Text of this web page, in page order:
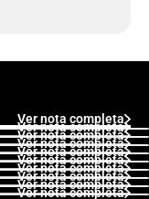
Ver nota completa
Ver nota completa
Ver nota completa
Ver nota completa
Ver nota completa
Ver nota completa
Ver nota completa
Ver nota completa
Ver nota completa
Ver nota completa